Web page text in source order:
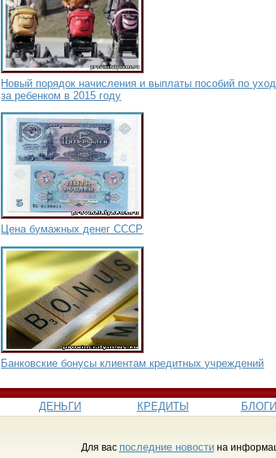
Новый порядок начисления и выплаты пособий по
за ребенком в 2015 году
Цена бумажных денег СССР
Банковские бонусы клиентам кредитных учреждений
ДЕНЬГИ КРЕДИТЫ БЛОГИ
Для вас последние новостина